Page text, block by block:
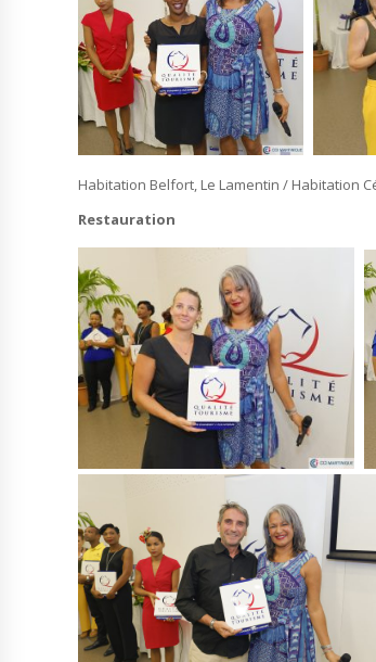
Habitation Belfort, Le Lamentin / Habitation
Restauration